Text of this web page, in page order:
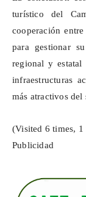
turístico del
cooperación
para gestionar
regional y estatal
infraestructuras
más atractivos del
(Visited 6 times,
Publicidad